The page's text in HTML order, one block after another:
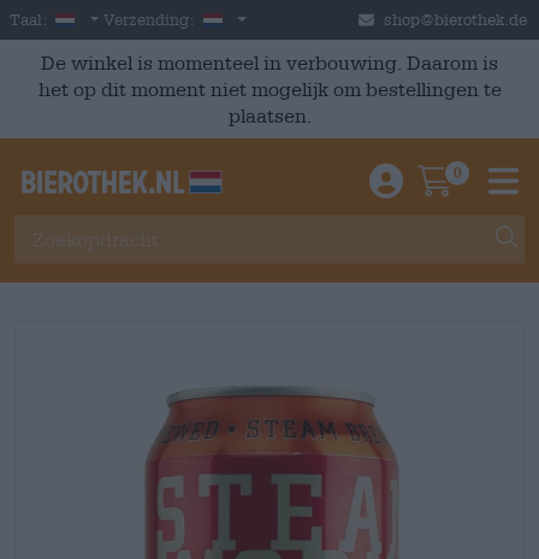
Skip to main content
Taal: Dutch
Verzending: Nederland shop@bierothek.de
De winkel is momenteel in verbouwing. Daarom is
het op dit moment niet mogelijk om bestellingen te
plaatsen.
Einloggen /
0